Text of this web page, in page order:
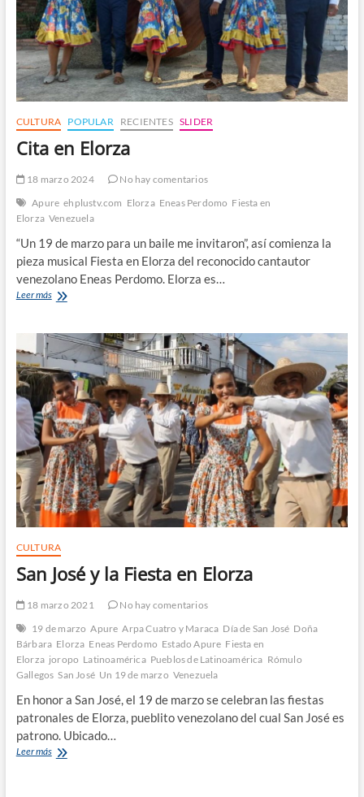
CULTURA POPULAR RECIENTES SLIDER
Cita en Elorza
18 marzo 2024
No hay comentarios
Apure ehplustv.com Elorza Eneas Perdomo Fiesta en
Elorza Venezuela
“Un 19 de marzo para un baile me invitaron”, así comienza la
pieza musical Fiesta en Elorza del reconocido cantautor
venezolano Eneas Perdomo. Elorza es…
Leer másCita
CULTURA
San José y la Fiesta en Elorza
18 marzo 2021
No hay comentarios
19 de marzo Apure Arpa Cuatro y Maraca Día de San José Doña
Bárbara Elorza Eneas Perdomo Estado Apure Fiesta en
Elorza joropo Latinoamérica Pueblos de Latinoamérica Rómulo
Gallegos San José Un 19 de marzo Venezuela
En honor a San José, el 19 de marzo se celebran las fiestas
patronales de Elorza, pueblito venezolano del cual San José es
patrono. Ubicado…
Leer másSan